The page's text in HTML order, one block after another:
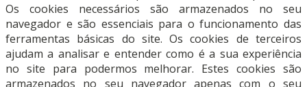
Não
Absorvivel
–
Monofilamento
–
Os cookies necessários são armazenados no seu
navegador e são essenciais para o funcionamento das
ferramentas básicas do site. Os cookies de terceiros
ajudam a analisar e entender como é a sua experiência
no site para podermos melhorar. Estes cookies são
armazenados no seu navegador apenas com o seu